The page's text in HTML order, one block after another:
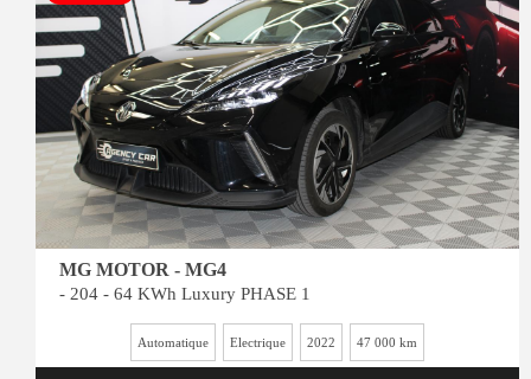
MG MOTOR - MG4
- 204 - 64 KWh Luxury PHASE 1
Automatique Electrique 2022 47 000 km